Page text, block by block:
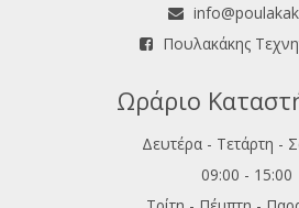
Πουλακάκης
Ωράριο
Δευτέρα - Τετάρτη -
09:00 - 15:00